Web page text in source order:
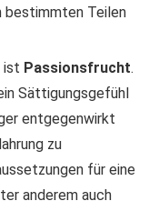
bestimmten Teilen
ist Passionsfrucht.
Sättigungsgefühl
entgegenwirkt
zu
für eine
anderem auch